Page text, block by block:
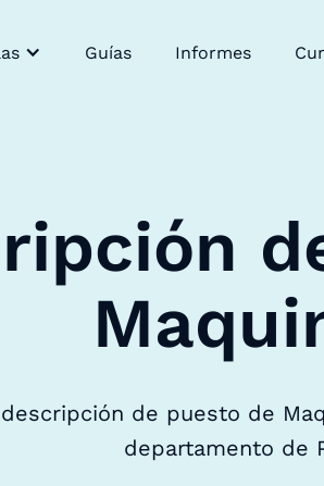
Guías Informes
de puesto de
departamento de